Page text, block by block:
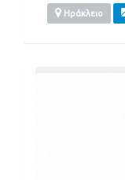
Ηράκλειο